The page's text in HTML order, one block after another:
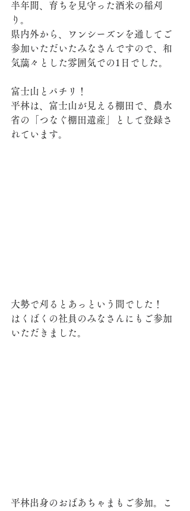
半年間、育ちを見守った酒米の稲刈
り。
県内外から、ワンシーズンを通してご
参加いただいたみなさんですので、和
気藹々とした雰囲気での1日でした。
富士山とパチリ！
平林は、富士山が見える棚田で、農水
省の「つなぐ棚田遺産」として登録さ
れています。
大勢で刈るとあっという間でした！
はくばくの社員のみなさんにもご参加
いただきました。
平林出身のおばあちゃまもご参加。こ